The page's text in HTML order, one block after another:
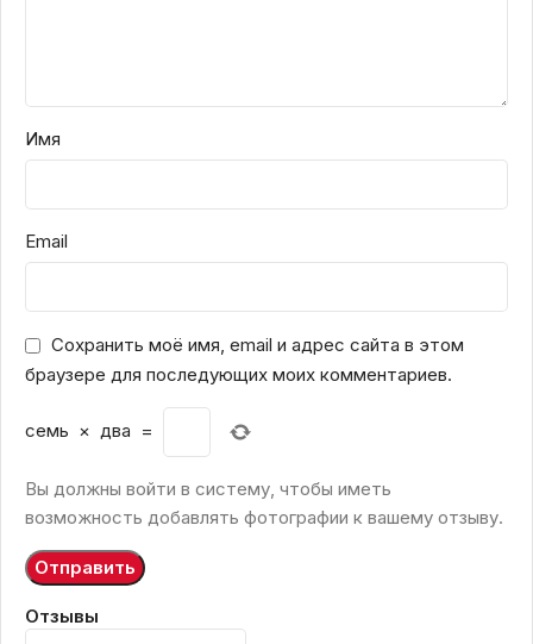
Отзывы
Имя
Email
Сохранить моё имя, email и адрес сайта в этом
браузере для последующих моих комментариев.
семь × два =
Вы должны войти в систему, чтобы иметь
возможность добавлять фотографии к вашему отзыву.